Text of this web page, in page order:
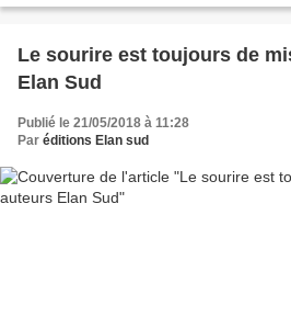
Le sourire est toujours de
Elan Sud
Publié le 21/05/2018 à 11:28
Par éditions Elan sud